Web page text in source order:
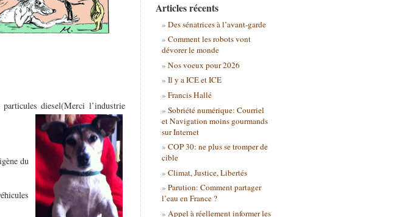
diesel(Merci l’industrie
du
Articles récents
Des sénatrices à l’avant-garde
Comment les robots vont
dévorer le monde
Nos voeux pour 2026
Il y a ICE et ICE
Francis Hallé
Sobriété numérique: Courriel
et Navigation moins gourmands
sur Internet
COP 30: ne plus se tromper de
cible
Climat, Justice, Libertés
Parution: Comment partager
l’eau en France ?
Appel à réellement informer les